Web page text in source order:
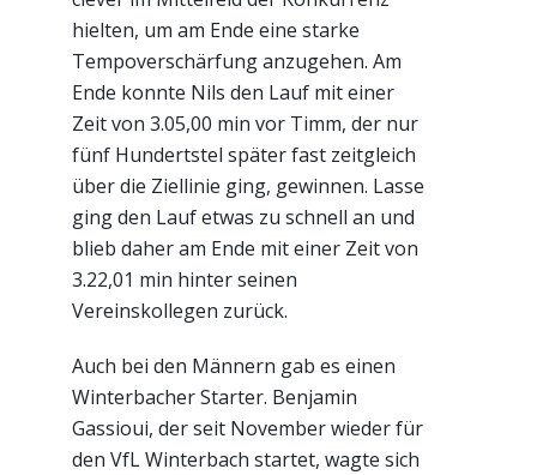
hielten, um am Ende eine starke
Tempoverschärfung anzugehen. Am
Ende konnte Nils den Lauf mit einer
Zeit von 3.05,00 min vor Timm, der nur
fünf Hundertstel später fast zeitgleich
über die Ziellinie ging, gewinnen. Lasse
ging den Lauf etwas zu schnell an und
blieb daher am Ende mit einer Zeit von
3.22,01 min hinter seinen
Vereinskollegen zurück.
Auch bei den Männern gab es einen
Winterbacher Starter. Benjamin
Gassioui, der seit November wieder für
den VfL Winterbach startet, wagte sich